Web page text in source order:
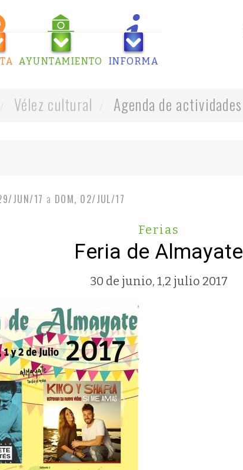
AYUNTAMIENTO INFORMA
Vélez cultural Agenda de actividades
JUN/17 a DOM, 02/JUL/17
Ferias
Feria de Almayate
30 de junio, 1,2 julio 2017